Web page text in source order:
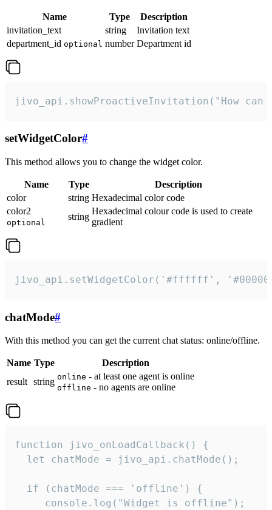
Name Type
Description
invitation_text
string
Invitation text
department_id optional number Department id
jivo_api.showProactiveInvitation("How
setWidgetColor#
This method allows you to change the widget color.
Name Type
Description
color
string Hexadecimal color code
color2
optional
string
Hexadecimal colour code is used to create
gradient
jivo_api.setWidgetColor('#ffffff',
chatMode#
With this method you can get the current chat status: online/offline.
Name Type
Description
result string online - at least one agent is online
offline - no agents are online
function jivo_onLoadCallback() {
  let chatMode = jivo_api.chatMode();
  if (chatMode === 'offline') {
     console.log("Widget is offline");